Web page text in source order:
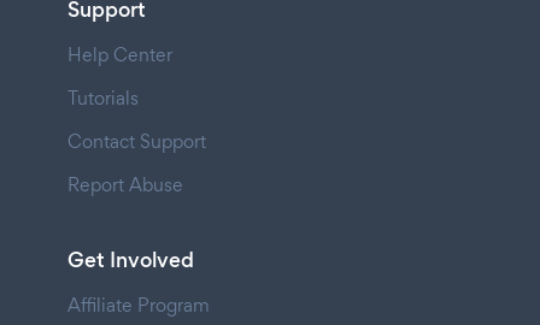
Support
Help Center
Tutorials
Contact Support
Report Abuse
Get Involved
Affiliate Program